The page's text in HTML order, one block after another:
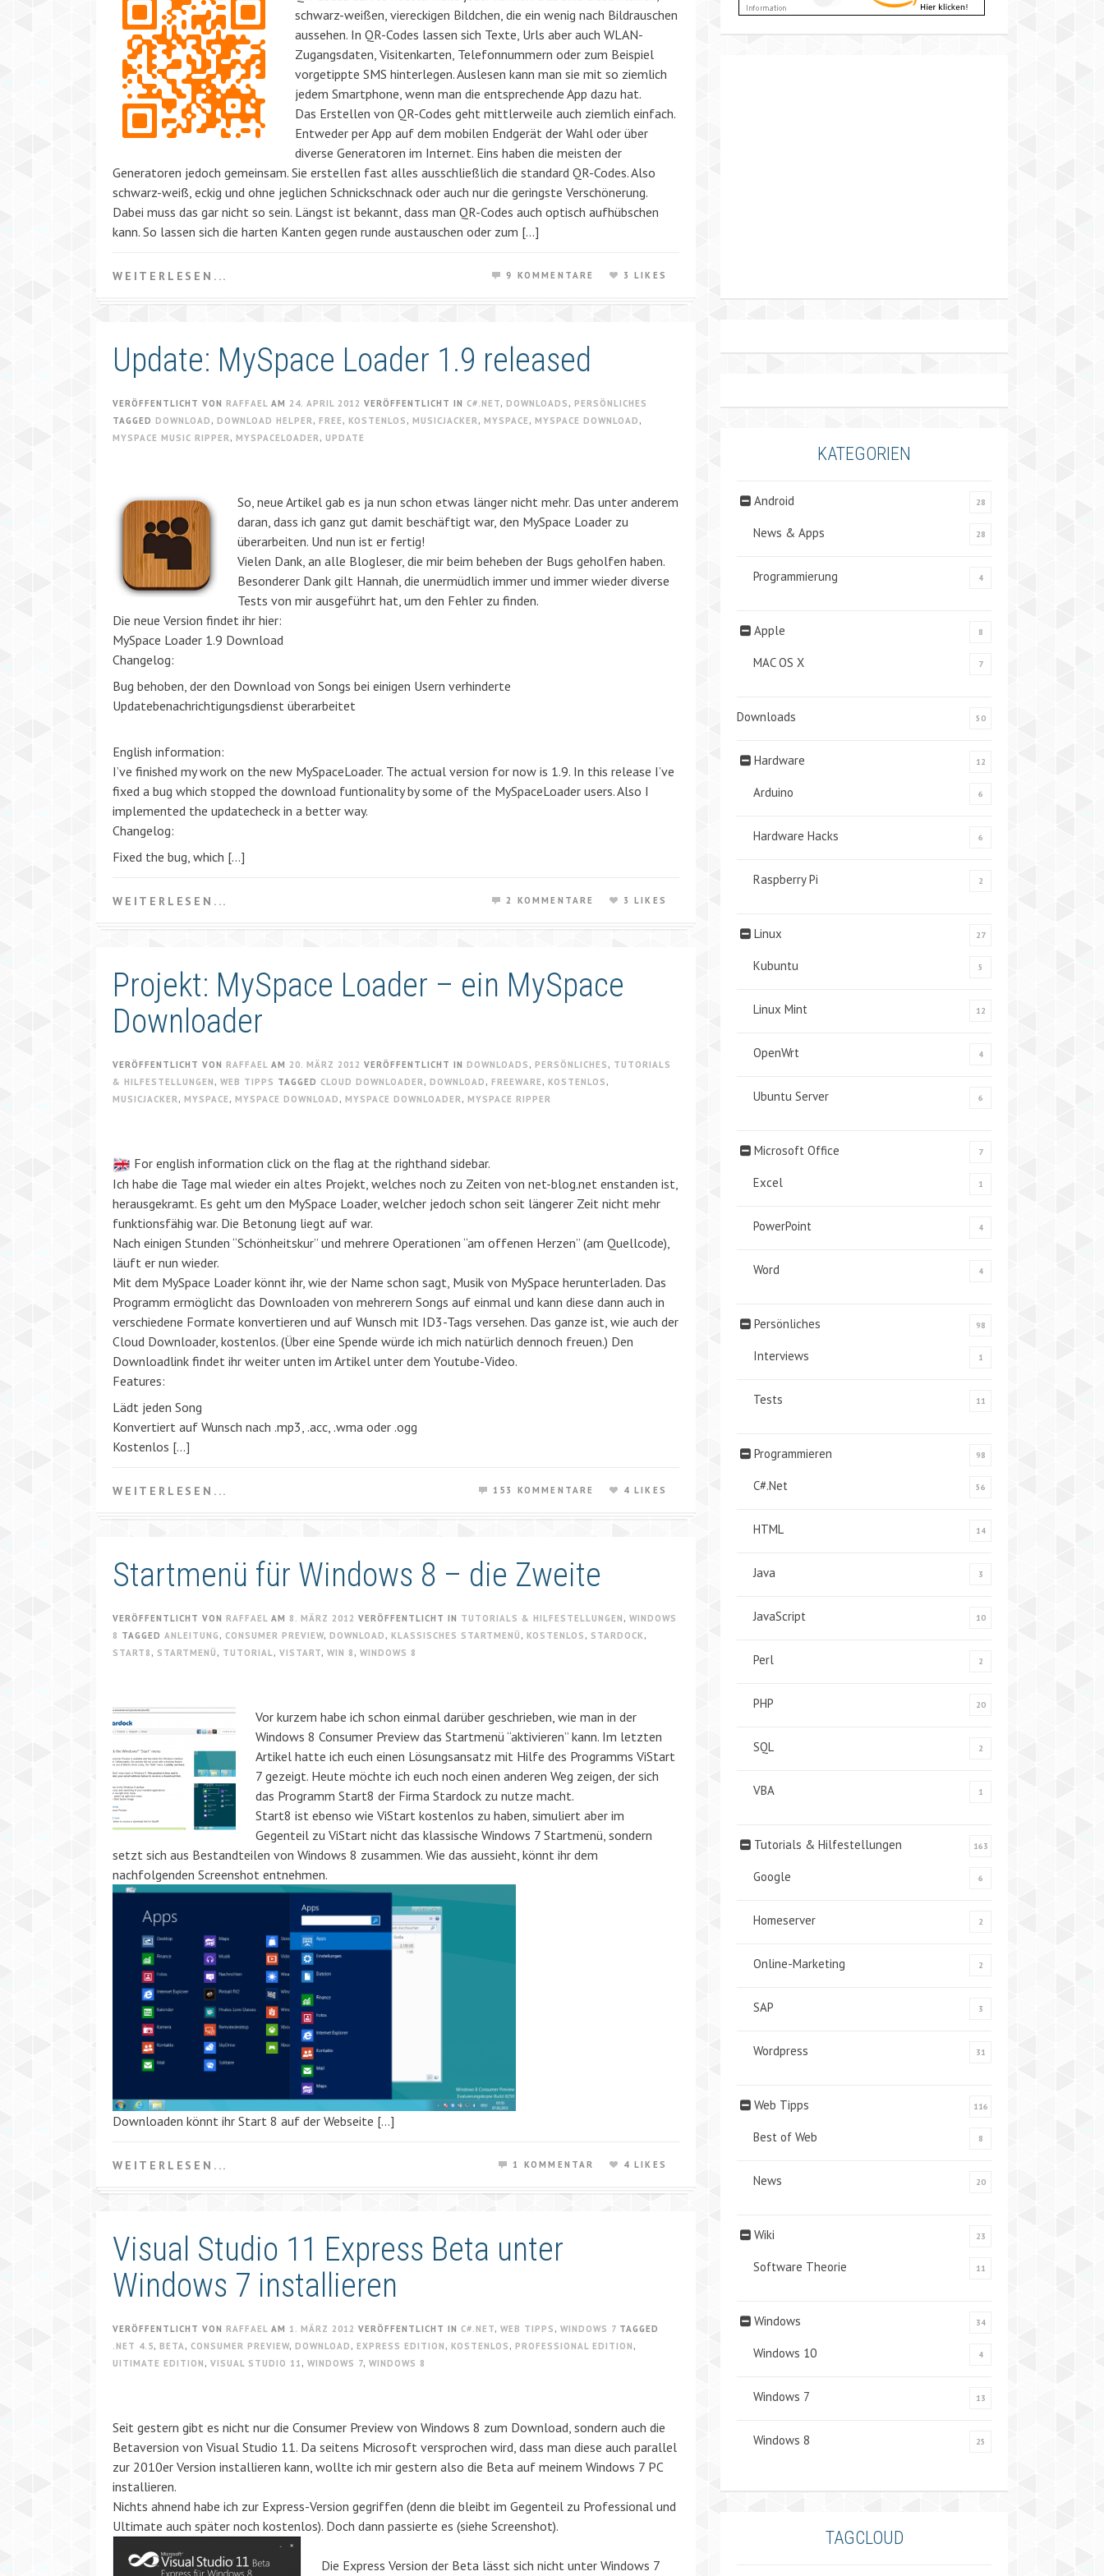
schwarz-weißen, viereckigen Bildchen, die ein wenig nach Bildrauschen
aussehen. In QR-Codes lassen sich Texte, Urls aber auch WLAN-
Zugangsdaten, Visitenkarten, Telefonnummern oder zum Beispiel
vorgetippte SMS hinterlegen. Auslesen kann man sie mit so ziemlich
jedem Smartphone, wenn man die entsprechende App dazu hat.
Das Erstellen von QR-Codes geht mittlerweile auch ziemlich einfach.
Entweder per App auf dem mobilen Endgerät der Wahl oder über
diverse Generatoren im Internet. Eins haben die meisten der
Generatoren jedoch gemeinsam. Sie erstellen fast alles ausschließlich die standard QR-Codes. Also
schwarz-weiß, eckig und ohne jeglichen Schnickschnack oder auch nur die geringste Verschönerung.
Dabei muss das gar nicht so sein. Längst ist bekannt, dass man QR-Codes auch optisch aufhübschen
kann. So lassen sich die harten Kanten gegen runde austauschen oder zum […]
WEITERLESEN... 9 KOMMENTARE 3 LIKES
Update: MySpace Loader 1.9 released
VERÖFFENTLICHT VON RAFFAEL AM 24. APRIL 2012 VERÖFFENTLICHT IN C#.NET, DOWNLOADS , PERSÖNLICHES
TAGGED DOWNLOAD , DOWNLOAD HELPER, FREE , KOSTENLOS , MUSICJACKER, MYSPACE , MYSPACE DOWNLOAD ,
MYSPACE MUSIC RIPPER, MYSPACELOADER, UPDATE
So, neue Artikel gab es ja nun schon etwas länger nicht mehr. Das unter anderem
daran, dass ich ganz gut damit beschäftigt war, den MySpace Loader zu
überarbeiten. Und nun ist er fertig!
Vielen Dank, an alle Blogleser, die mir beim beheben der Bugs geholfen haben.
Besonderer Dank gilt Hannah, die unermüdlich immer und immer wieder diverse
Tests von mir ausgeführt hat, um den Fehler zu finden.
Die neue Version findet ihr hier:
MySpace Loader 1.9 Download
Changelog:
Bug behoben, der den Download von Songs bei einigen Usern verhinderte
Updatebenachrichtigungsdienst überarbeitet
English information:
I’ve finished my work on the new MySpaceLoader. The actual version for now is 1.9. In this release I’ve
fixed a bug which stopped the download funtionality by some of the MySpaceLoader users. Also I
implemented the updatecheck in a better way.
Changelog:
Fixed the bug, which […]
WEITERLESEN... 2 KOMMENTARE 3 LIKES
Projekt: MySpace Loader – ein MySpace
Downloader
VERÖFFENTLICHT VON RAFFAEL AM 20. MÄRZ 2012 VERÖFFENTLICHT IN DOWNLOADS , PERSÖNLICHES , TUTORIALS
& HILFESTELLUNGEN , WEB TIPPS TAGGED CLOUD DOWNLOADER, DOWNLOAD , FREEWARE , KOSTENLOS ,
MUSICJACKER, MYSPACE , MYSPACE DOWNLOAD , MYSPACE DOWNLOADER, MYSPACE RIPPER
For english information click on the flag at the righthand sidebar.
Ich habe die Tage mal wieder ein altes Projekt, welches noch zu Zeiten von net-blog.net enstanden ist,
herausgekramt. Es geht um den MySpace Loader, welcher jedoch schon seit längerer Zeit nicht mehr
funktionsfähig war. Die Betonung liegt auf war.
Nach einigen Stunden “Schönheitskur” und mehrere Operationen “am offenen Herzen” (am Quellcode),
läuft er nun wieder.
Mit dem MySpace Loader könnt ihr, wie der Name schon sagt, Musik von MySpace herunterladen. Das
Programm ermöglicht das Downloaden von mehrerern Songs auf einmal und kann diese dann auch in
verschiedene Formate konvertieren und auf Wunsch mit ID3-Tags versehen. Das ganze ist, wie auch der
Cloud Downloader, kostenlos. (Über eine Spende würde ich mich natürlich dennoch freuen.) Den
Downloadlink findet ihr weiter unten im Artikel unter dem Youtube-Video.
Features:
Lädt jeden Song
Konvertiert auf Wunsch nach .mp3, .acc, .wma oder .ogg
Kostenlos […]
WEITERLESEN... 153 KOMMENTARE 4 LIKES
Startmenü für Windows 8 – die Zweite
VERÖFFENTLICHT VON RAFFAEL AM 8. MÄRZ 2012 VERÖFFENTLICHT IN TUTORIALS & HILFESTELLUNGEN , WINDOWS
8 TAGGED ANLEITUNG , CONSUMER PREVIEW, DOWNLOAD , KLASSISCHES STARTMENÜ , KOSTENLOS , STARDOCK,
START8 , STARTMENÜ , TUTORIAL, VISTART, WIN 8 , WINDOWS 8
Vor kurzem habe ich schon einmal darüber geschrieben, wie man in der
Windows 8 Consumer Preview das Startmenü “aktivieren” kann. Im letzten
Artikel hatte ich euch einen Lösungsansatz mit Hilfe des Programms ViStart
7 gezeigt. Heute möchte ich euch noch einen anderen Weg zeigen, der sich
das Programm Start8 der Firma Stardock zu nutze macht.
Start8 ist ebenso wie ViStart kostenlos zu haben, simuliert aber im
Gegenteil zu ViStart nicht das klassische Windows 7 Startmenü, sondern
setzt sich aus Bestandteilen von Windows 8 zusammen. Wie das aussieht, könnt ihr dem
nachfolgenden Screenshot entnehmen.
Downloaden könnt ihr Start 8 auf der Webseite […]
WEITERLESEN... 1 KOMMENTAR 4 LIKES
Visual Studio 11 Express Beta unter
Windows 7 installieren
VERÖFFENTLICHT VON RAFFAEL AM 1. MÄRZ 2012 VERÖFFENTLICHT IN C#.NET, WEB TIPPS , WINDOWS 7 TAGGED
.NET 4.5, BETA , CONSUMER PREVIEW, DOWNLOAD , EXPRESS EDITION , KOSTENLOS , PROFESSIONAL EDITION ,
UITIMATE EDITION , VISUAL STUDIO 11 , WINDOWS 7, WINDOWS 8
Seit gestern gibt es nicht nur die Consumer Preview von Windows 8 zum Download, sondern auch die
Betaversion von Visual Studio 11. Da seitens Microsoft versprochen wird, dass man diese auch parallel
zur 2010er Version installieren kann, wollte ich mir gestern also die Beta auf meinem Windows 7 PC
installieren.
Nichts ahnend habe ich zur Express-Version gegriffen (denn die bleibt im Gegenteil zu Professional und
Ultimate auch später noch kostenlos). Doch dann passierte es (siehe Screenshot).
Die Express Version der Beta lässt sich nicht unter Windows 7
KATEGORIEN
Android 28
News & Apps 28
Programmierung 4
Apple 8
MAC OS X 7
Downloads 50
Hardware 12
Arduino 6
Hardware Hacks 6
Raspberry Pi 2
Linux 27
Kubuntu 5
Linux Mint 12
OpenWrt 4
Ubuntu Server 6
Microsoft Office 7
Excel 1
PowerPoint 4
Word 4
Persönliches 98
Interviews 1
Tests 11
Programmieren 98
C#.Net 56
HTML 14
Java 3
JavaScript 10
Perl 2
PHP 20
SQL 2
VBA 1
Tutorials & Hilfestellungen 163
Google 6
Homeserver 2
Online-Marketing 2
SAP 3
Wordpress 31
Web Tipps 116
Best of Web 8
News 20
Wiki 23
Software Theorie 11
Windows 34
Windows 10 4
Windows 7 13
Windows 8 25
TAGCLOUD